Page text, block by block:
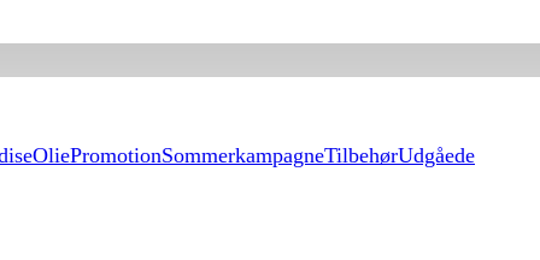
OliePromotionSommerkampagneTilbehørUdgåede